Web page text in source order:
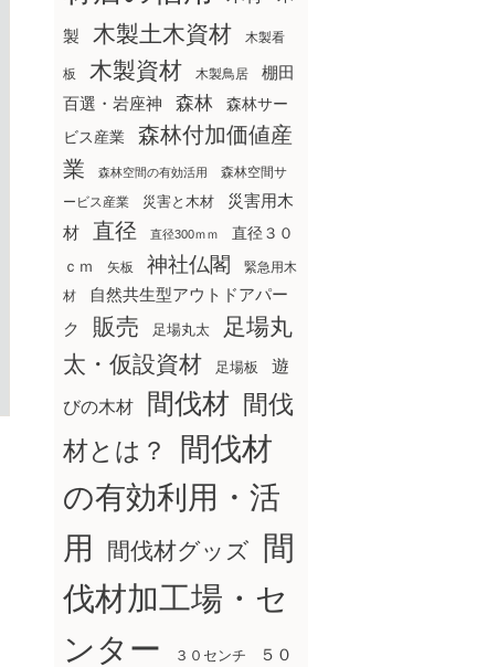
製 木製土木資材 木製看
板 木製資材 木製鳥居
棚田
百選・岩座神
森林
森林サー
ビス産業
森林付加価値産
業
森林空間の有効活用
森林空間サ
ービス産業
災害と木材
災害用木
材
直径 直径300ｍｍ
直径３０
ｃｍ
矢板 神社仏閣
緊急用木
材
自然共生型アウトドアパー
ク
販売 足場丸太
足場丸
太・仮設資材
足場板 遊
びの木材 間伐材 間伐
材とは？
間伐材
の有効利用・活
用
間伐材グッズ
間
伐材加工場・セ
ンター
３０センチ ５０